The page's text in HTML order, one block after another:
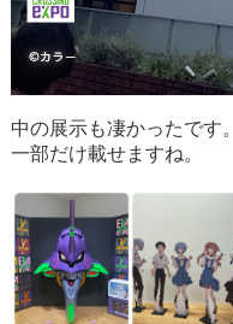
中の展示も凄かったです。
一部だけ載せますね。